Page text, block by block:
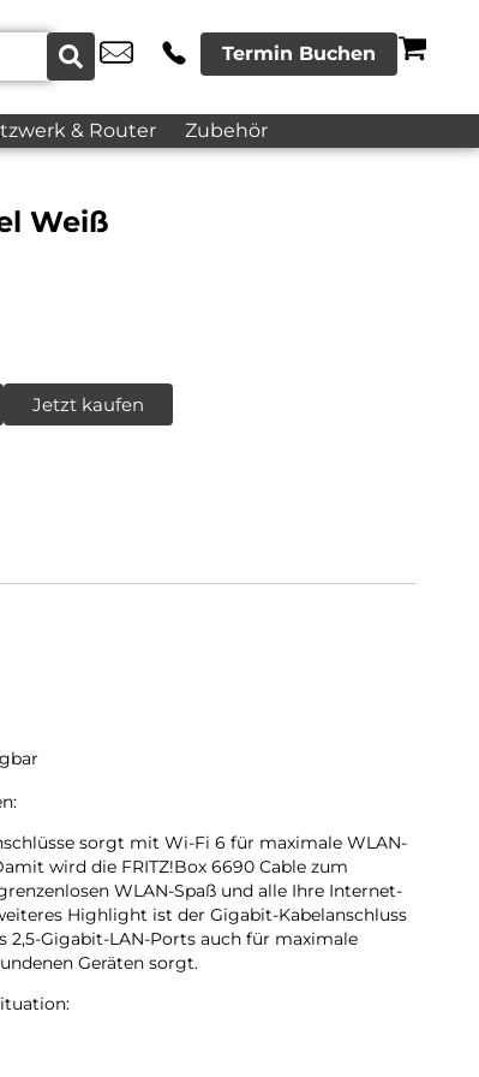
Termin Buchen
& Router Zubehör
Weiß
Jetzt kaufen
sorgt mit Wi-Fi 6 für maximale WLAN-
wird die FRITZ!Box 6690 Cable zum
WLAN-Spaß und alle Ihre Internet-
Highlight ist der Gigabit-Kabelanschluss
2,5-Gigabit-LAN-Ports auch für maximale
Geräten sorgt.